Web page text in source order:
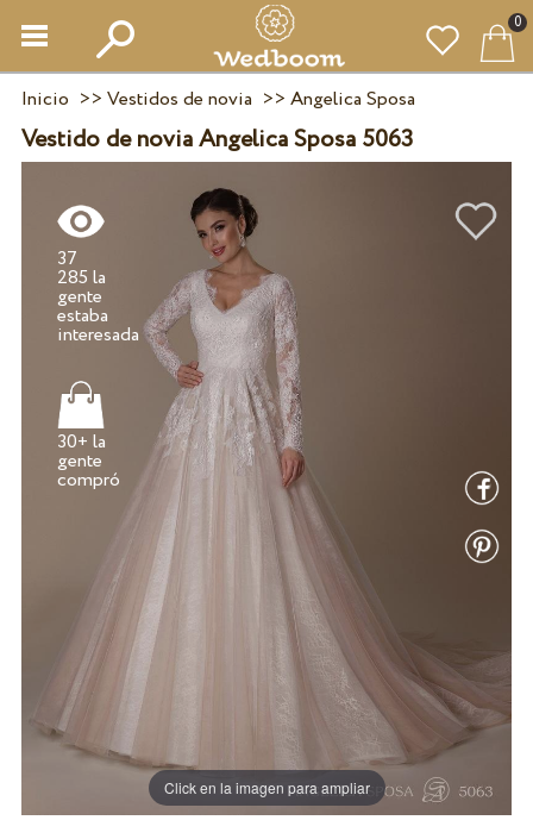
0
Inicio >> Vestidos de novia >> Angelica Sposa
Vestido de novia Angelica Sposa 5063
Click en la imagen para ampliar
37
285 la
gente
estaba
30+ la
gente